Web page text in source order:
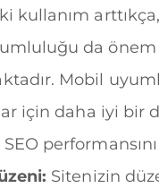
kullanım
da önem
Mobil
için daha iyi bir
SEO
Sitenizin